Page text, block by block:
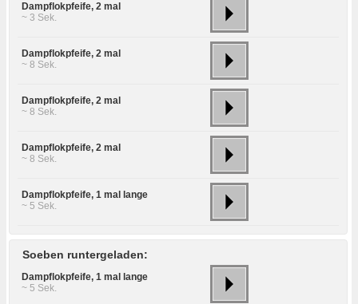
Dampflokpfeife, 2 mal
~ 3 Sek.
Dampflokpfeife, 2 mal
~ 8 Sek.
Dampflokpfeife, 2 mal
~ 8 Sek.
Dampflokpfeife, 2 mal
~ 8 Sek.
Dampflokpfeife, 1 mal lange
~ 5 Sek.
Soeben runtergeladen:
Dampflokpfeife, 1 mal lange
~ 5 Sek.